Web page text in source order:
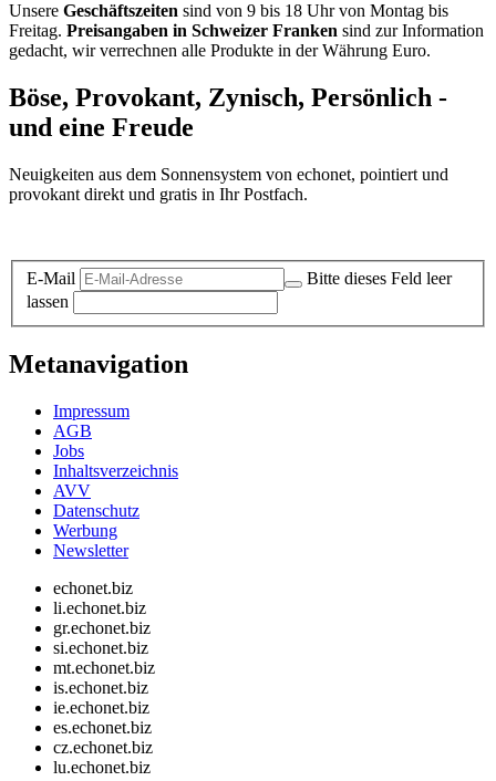
Unsere Geschäftszeiten sind von 9 bis 18 Uhr von Montag bis
Freitag. Preisangaben in Schweizer Franken sind zur Information
gedacht, wir verrechnen alle Produkte in der Währung Euro.
Böse, Provokant, Zynisch, Persönlich -
und eine Freude
Neuigkeiten aus dem Sonnensystem von echonet, pointiert und
provokant direkt und gratis in Ihr Postfach.
E-Mail
Bitte dieses Feld leer
lassen
Metanavigation
Impressum
AGB
Jobs
Inhaltsverzeichnis
AVV
Datenschutz
Werbung
Newsletter
echonet.biz
li.echonet.biz
gr.echonet.biz
si.echonet.biz
mt.echonet.biz
is.echonet.biz
ie.echonet.biz
es.echonet.biz
cz.echonet.biz
lu.echonet.biz